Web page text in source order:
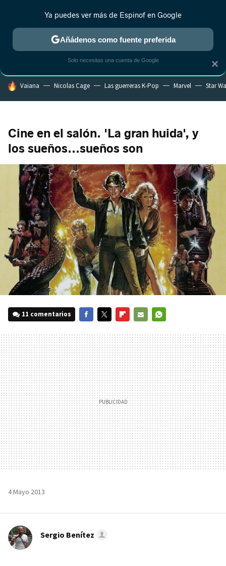
ESTRENOS REALITY ANIME RANKINGS CINE
HOY SE HABLA DE
Vaiana Nicolas Cage Las guerreras K-Pop Marvel Star
Cine en el salón. 'La gran huida', y
los sueños...sueños son
11 comentarios
MAIL
4 Mayo 2013
Sergio Benítez
×
Ya puedes ver más de Espinof en Google
Añádenos como fuente preferida
Solo necesitas una cuenta de Google